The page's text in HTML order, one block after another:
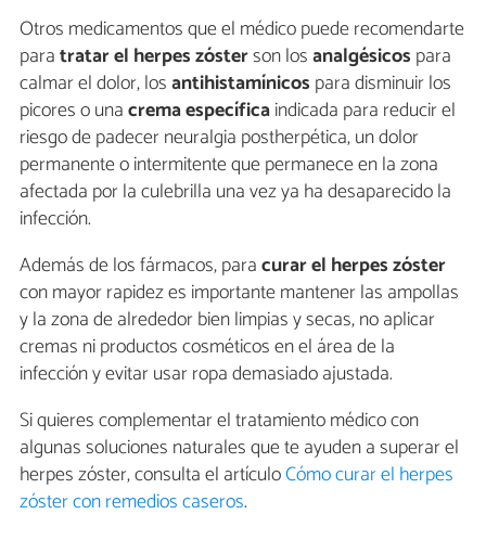
Otros medicamentos que el médico puede recomendarte
paratratar el herpes zósterson losanalgésicos para
calmar el dolor, losantihistamínicos para disminuir los
picores o unacrema específicaindicada para reducir el
riesgo de padecer neuralgia postherpética, un dolor
permanente o intermitente que permanece en la zona
afectada por la culebrilla una vez ya ha desaparecido la
infección.
Además de los fármacos, paracurar el herpes zóster
con mayor rapidez es importante mantener las ampollas
y la zona de alrededor bien limpias y secas, no aplicar
cremas ni productos cosméticos en el área de la
infección y evitar usar ropa demasiado ajustada.
Si quieres complementar el tratamiento médico con
algunas soluciones naturales que te ayuden a superar el
herpes zóster, consulta el artículoCómo curar el herpes
zóster con remedios caseros.